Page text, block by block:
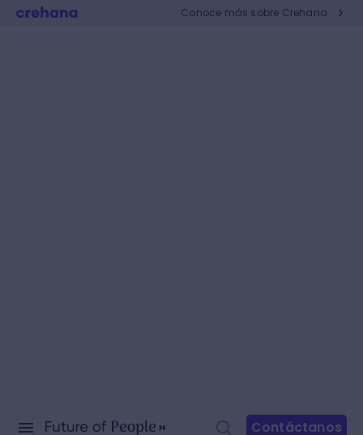
Conoce más sobre Crehana
Contáctanos